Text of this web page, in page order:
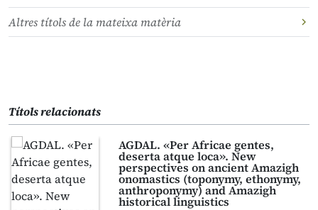
Altres títols de la mateixa matèria
Títols relacionats
AGDAL. «Per Africae gentes,
deserta atque loca». New
perspectives on ancient Amazigh
onomastics (toponymy, ethonymy,
anthroponymy) and Amazigh
historical linguistics